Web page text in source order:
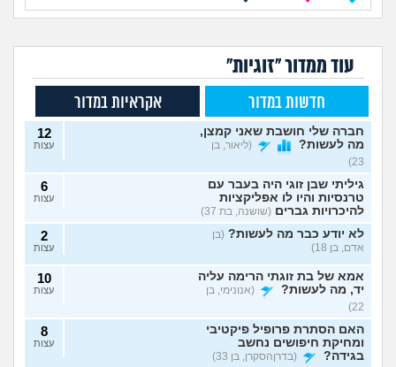
עוד ממדור "זוגיות"
חדשות במדור אקראיות במדור
חברה שלי חושבת שאני קמצן,
מה לעשות?
(ליאור, בן
23)
12
עצות
גיליתי שבן זוגי היה בעבר עם
טרנסיות והיו לו אפליקציות
להיכרויות גברים (שושנה, בת 37)
6
עצות
לא יודע כבר מה לעשות? (בן
אדם, בן 18)
2
עצות
אמא של בת זוגתי הרימה עליה
יד, מה לעשות?
(אנונימי, בן
22)
10
עצות
האם הסתרת פרופיל פיקטיבי
ומחיקת חיפושים נחשב
בגידה?
(בדרןהסקרן, בן 33)
8
עצות